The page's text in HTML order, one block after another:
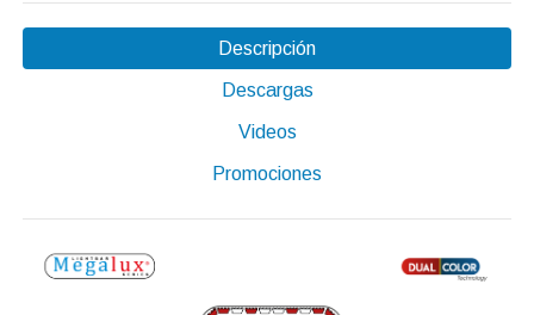
Descripción
Descargas
Videos
Promociones